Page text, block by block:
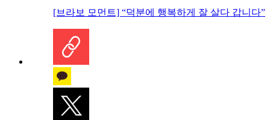
[브라보 모먼트] “덕분에 행복하게 잘 살다 갑니다”